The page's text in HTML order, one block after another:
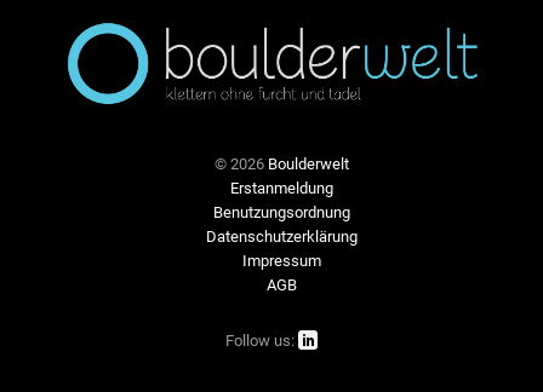
© 2026 Boulderwelt
Erstanmeldung
Benutzungsordnung
Datenschutzerklärung
Impressum
AGB
Follow us: 